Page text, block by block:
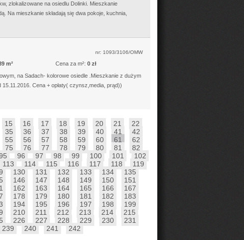
zlokalizowane na osiedlu Dolinki. Mieszkanie
Na mieszkanie składają się dwa pokoje, kuchnia,
nr: 1093/3106/OMW
m² Cena za m²: 0 zł
na Sadach- kolorowe osiedle .Mieszkanie z dużym
Cena + opłaty( czynsz,media, prąd))
15 16 17 18 19 20 21
22
35 36 37 38 39 40 41
42
55 56 57 58 59 60 61
62
75 76 77 78 79 80 81
82
96 97 98 99 100 101
102
113 114 115 116 117 118
119
130 131 132 133 134
135
146 147 148 149 150
151
162 163 164 165 166
167
178 179 180 181 182
183
194 195 196 197 198
199
210 211 212 213 214
215
226 227 228 229 230
231
239 240 241 242